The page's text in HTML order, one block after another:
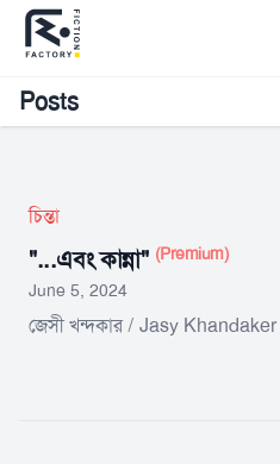
Posts
চিন্তা
"...এবং কান্না" (Premium)
June 5, 2024
জেসী খন্দকার / Jasy Khandaker